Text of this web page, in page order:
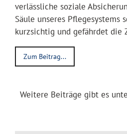
verlässliche soziale
Säule unseres Pflegesystems
kurzsichtig und gefährdet die
Zum Beitrag...
Weitere Beiträge gibt es